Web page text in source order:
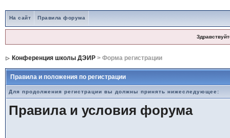
На сайт Правила форума
Конференция школы ДЭИР> Форма регистрации
Правила и положения по регистрации
Для продолжения регистрации вы должны принять нижеследующее:
Правила и условия форума